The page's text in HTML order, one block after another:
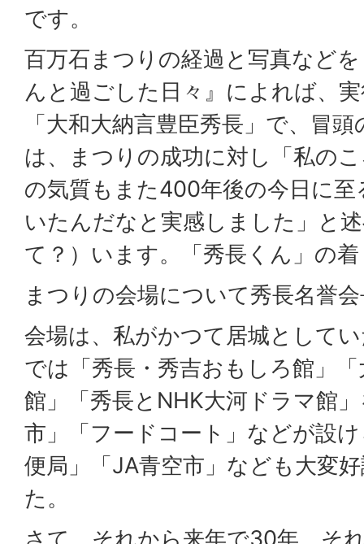
です。
百万石まつりの経過と写真など
んと過ごした日々』によれば、
「大和大納言豊臣秀長」で、冒
は、まつりの成功に対し「私の
の気質もまた400年後の今日に
いたんだなと実感しました」と
て？）います。「秀長くん」の
まつりの会場について秀長名誉
会場は、私がかつて居城として
では「秀長・秀吉おもしろ館」
館」「秀長とNHK大河ドラマ館
市」「フードコート」などが設
便局」「JA青空市」なども大変
た。